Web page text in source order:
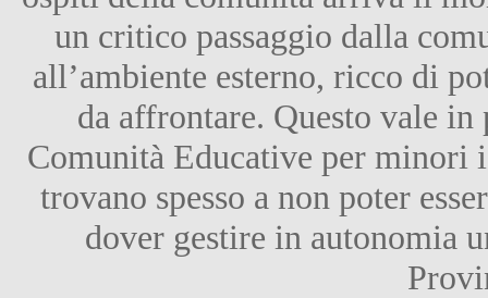
un critico passaggio dalla
all’ambiente esterno, ricco di
da affrontare. Questo vale
Comunità Educative per minori
trovano spesso a non poter
dover gestire in autonomia